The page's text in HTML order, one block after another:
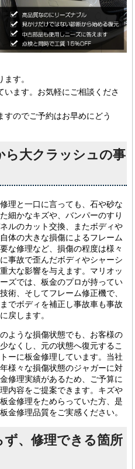
す。
ます。お気軽にご相談くださ
のでご予約はお早めにどう
ら大クラッシュの事
理と一口に言っても、石や砂な
細かなキズや、バンパーのすり
ルのカット交換、またボディや
体の大きな損傷によるフレーム
な修理など、損傷の程度は様々
事故で歪んだボディやシャーシ
大な影響を与えます。マリオッ
ーズでは、板金のプロが持ってい
術、そしてフレーム修正機で、
でボディを補正し事故車も事故
戻します。
ような損傷状態でも、お客様の
なくし、元の状態へ復元するこ
ーに板金修理しています。当社
様々な損傷状態のジャガーに対
修理実績があるため、ご予算に
内容をご提案できます。キズや
金修理をためらっていた方、是
金修理品質をご実感ください。
、修理できる箇所